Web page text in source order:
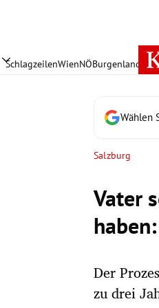
SchlagzeilenWienNÖBurgenland
Wählen
Salzburg
Vater
Der
zu drei